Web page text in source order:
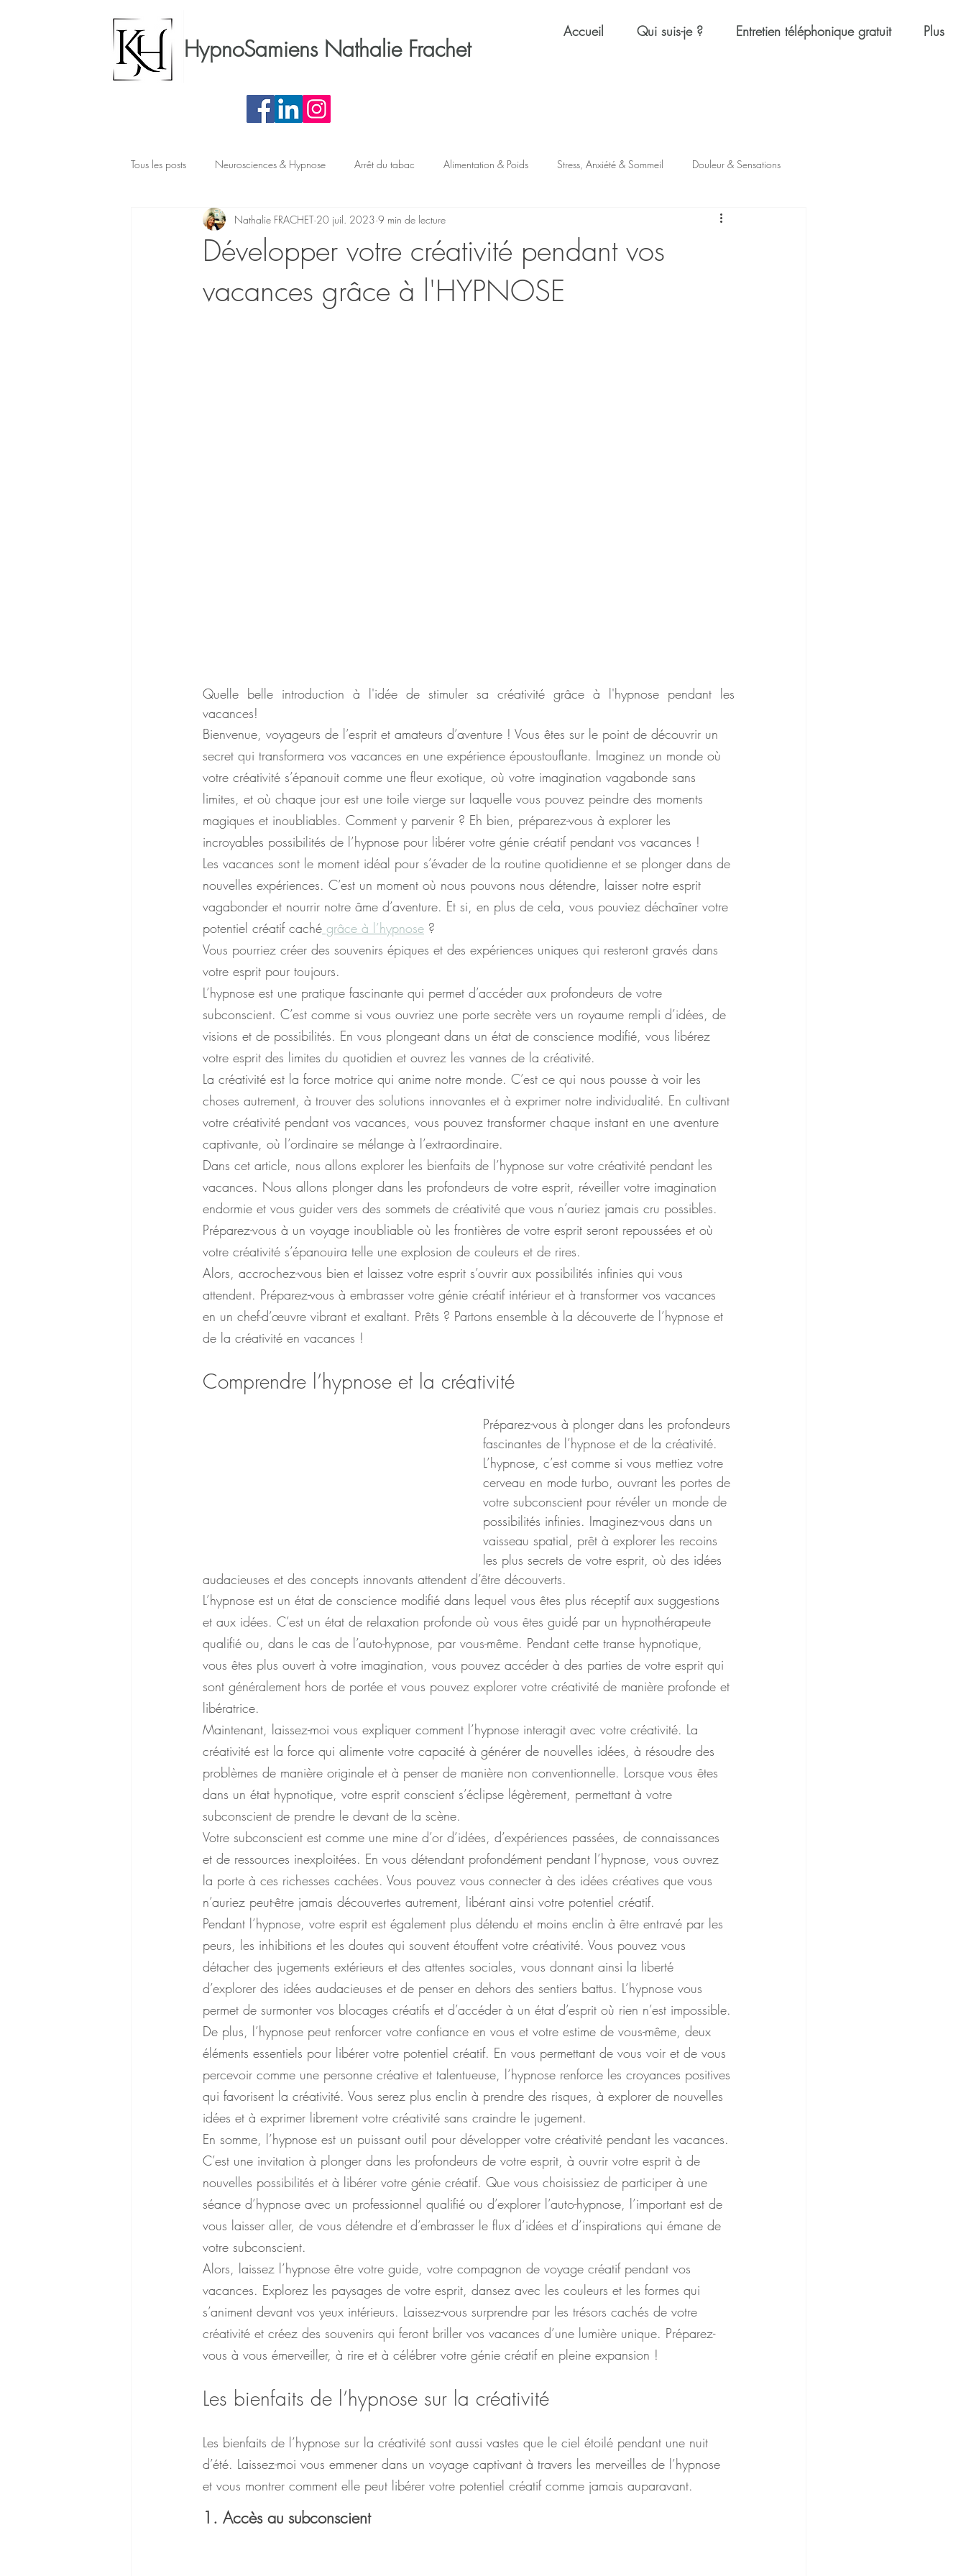
Accueil Qui suis-je ? Entretien téléphonique gratuit Plus
HypnoSamiens Nathalie Frachet
Tous les posts Neurosciences & Hypnose Arrêt du tabac Alimentation & Poids Stress, Anxiété & Sommeil Douleur & Sensations
Préparation chirurgicale Phobies & TOC Confiance & Performance
Développer votre créativité pendant vos
vacances grâce à l'HYPNOSE
Nathalie FRACHET 20 juil. 2023 9 min de lecture
Quelle belle introduction à l'idée de stimuler sa créativité grâce à l'hypnose pendant les
vacances!
Bienvenue, voyageurs de l’esprit et amateurs d’aventure ! Vous êtes sur le point de découvrir un
secret qui transformera vos vacances en une expérience époustouflante. Imaginez un monde où
votre créativité s’épanouit comme une fleur exotique, où votre imagination vagabonde sans
limites, et où chaque jour est une toile vierge sur laquelle vous pouvez peindre des moments
magiques et inoubliables. Comment y parvenir ? Eh bien, préparez-vous à explorer les
incroyables possibilités de l’hypnose pour libérer votre génie créatif pendant vos vacances !
Les vacances sont le moment idéal pour s’évader de la routine quotidienne et se plonger dans de
nouvelles expériences. C’est un moment où nous pouvons nous détendre, laisser notre esprit
vagabonder et nourrir notre âme d’aventure. Et si, en plus de cela, vous pouviez déchaîner votre
potentiel créatif caché grâce à l’hypnose ?
Vous pourriez créer des souvenirs épiques et des expériences uniques qui resteront gravés dans
votre esprit pour toujours.
L’hypnose est une pratique fascinante qui permet d’accéder aux profondeurs de votre
subconscient. C’est comme si vous ouvriez une porte secrète vers un royaume rempli d’idées, de
visions et de possibilités. En vous plongeant dans un état de conscience modifié, vous libérez
votre esprit des limites du quotidien et ouvrez les vannes de la créativité.
La créativité est la force motrice qui anime notre monde. C’est ce qui nous pousse à voir les
choses autrement, à trouver des solutions innovantes et à exprimer notre individualité. En cultivant
votre créativité pendant vos vacances, vous pouvez transformer chaque instant en une aventure
captivante, où l’ordinaire se mélange à l’extraordinaire.
Dans cet article, nous allons explorer les bienfaits de l’hypnose sur votre créativité pendant les
vacances. Nous allons plonger dans les profondeurs de votre esprit, réveiller votre imagination
endormie et vous guider vers des sommets de créativité que vous n’auriez jamais cru possibles.
Préparez-vous à un voyage inoubliable où les frontières de votre esprit seront repoussées et où
votre créativité s’épanouira telle une explosion de couleurs et de rires.
Alors, accrochez-vous bien et laissez votre esprit s’ouvrir aux possibilités infinies qui vous
attendent. Préparez-vous à embrasser votre génie créatif intérieur et à transformer vos vacances
en un chef-d’œuvre vibrant et exaltant. Prêts ? Partons ensemble à la découverte de l’hypnose et
de la créativité en vacances !
Comprendre l’hypnose et la créativité
Préparez-vous à plonger dans les profondeurs
fascinantes de l’hypnose et de la créativité.
L’hypnose, c’est comme si vous mettiez votre
cerveau en mode turbo, ouvrant les portes de
votre subconscient pour révéler un monde de
possibilités infinies. Imaginez-vous dans un
vaisseau spatial, prêt à explorer les recoins
les plus secrets de votre esprit, où des idées
audacieuses et des concepts innovants attendent d’être découverts.
L’hypnose est un état de conscience modifié dans lequel vous êtes plus réceptif aux suggestions
et aux idées. C’est un état de relaxation profonde où vous êtes guidé par un hypnothérapeute
qualifié ou, dans le cas de l’auto-hypnose, par vous-même. Pendant cette transe hypnotique,
vous êtes plus ouvert à votre imagination, vous pouvez accéder à des parties de votre esprit qui
sont généralement hors de portée et vous pouvez explorer votre créativité de manière profonde et
libératrice.
Maintenant, laissez-moi vous expliquer comment l’hypnose interagit avec votre créativité. La
créativité est la force qui alimente votre capacité à générer de nouvelles idées, à résoudre des
problèmes de manière originale et à penser de manière non conventionnelle. Lorsque vous êtes
dans un état hypnotique, votre esprit conscient s’éclipse légèrement, permettant à votre
subconscient de prendre le devant de la scène.
Votre subconscient est comme une mine d’or d’idées, d’expériences passées, de connaissances
et de ressources inexploitées. En vous détendant profondément pendant l’hypnose, vous ouvrez
la porte à ces richesses cachées. Vous pouvez vous connecter à des idées créatives que vous
n’auriez peut-être jamais découvertes autrement, libérant ainsi votre potentiel créatif.
Pendant l’hypnose, votre esprit est également plus détendu et moins enclin à être entravé par les
peurs, les inhibitions et les doutes qui souvent étouffent votre créativité. Vous pouvez vous
détacher des jugements extérieurs et des attentes sociales, vous donnant ainsi la liberté
d’explorer des idées audacieuses et de penser en dehors des sentiers battus. L’hypnose vous
permet de surmonter vos blocages créatifs et d’accéder à un état d’esprit où rien n’est impossible.
De plus, l’hypnose peut renforcer votre confiance en vous et votre estime de vous-même, deux
éléments essentiels pour libérer votre potentiel créatif. En vous permettant de vous voir et de vous
percevoir comme une personne créative et talentueuse, l’hypnose renforce les croyances positives
qui favorisent la créativité. Vous serez plus enclin à prendre des risques, à explorer de nouvelles
idées et à exprimer librement votre créativité sans craindre le jugement.
En somme, l’hypnose est un puissant outil pour développer votre créativité pendant les vacances.
C’est une invitation à plonger dans les profondeurs de votre esprit, à ouvrir votre esprit à de
nouvelles possibilités et à libérer votre génie créatif. Que vous choisissiez de participer à une
séance d’hypnose avec un professionnel qualifié ou d’explorer l’auto-hypnose, l’important est de
vous laisser aller, de vous détendre et d’embrasser le flux d’idées et d’inspirations qui émane de
votre subconscient.
Alors, laissez l’hypnose être votre guide, votre compagnon de voyage créatif pendant vos
vacances. Explorez les paysages de votre esprit, dansez avec les couleurs et les formes qui
s’animent devant vos yeux intérieurs. Laissez-vous surprendre par les trésors cachés de votre
créativité et créez des souvenirs qui feront briller vos vacances d’une lumière unique. Préparez-
vous à vous émerveiller, à rire et à célébrer votre génie créatif en pleine expansion !
Les bienfaits de l’hypnose sur la créativité
Les bienfaits de l’hypnose sur la créativité sont aussi vastes que le ciel étoilé pendant une nuit
d’été. Laissez-moi vous emmener dans un voyage captivant à travers les merveilles de l’hypnose
et vous montrer comment elle peut libérer votre potentiel créatif comme jamais auparavant.
1. Accès au subconscient